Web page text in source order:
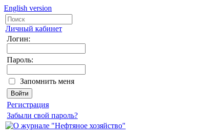
English version
Личный кабинет
Логин:
Пароль:
Запомнить меня
Регистрация
Забыли свой пароль?